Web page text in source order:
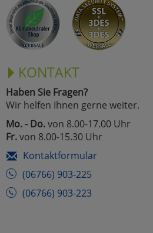
KONTAKT
Haben Sie Fragen?
Wir helfen Ihnen gerne weiter.
Mo. - Do.von 8.00-17.00 Uhr
Fr.von 8.00-15.30 Uhr
Kontaktformular
(06766) 903-225
(06766) 903-223
Marketing
Alle
Cookies
Einstellungen